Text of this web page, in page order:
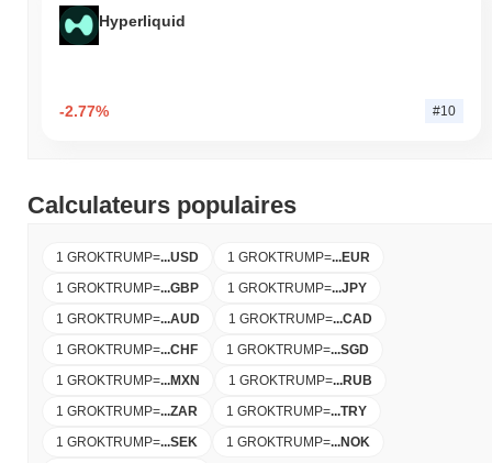
Hyperliquid
-2.77% #10
Calculateurs populaires
1 GROKTRUMP=...USD 1 GROKTRUMP=...EUR
1 GROKTRUMP=...GBP 1 GROKTRUMP=...JPY
1 GROKTRUMP=...AUD 1 GROKTRUMP=...CAD
1 GROKTRUMP=...CHF 1 GROKTRUMP=...SGD
1 GROKTRUMP=...MXN 1 GROKTRUMP=...RUB
1 GROKTRUMP=...ZAR 1 GROKTRUMP=...TRY
1 GROKTRUMP=...SEK 1 GROKTRUMP=...NOK